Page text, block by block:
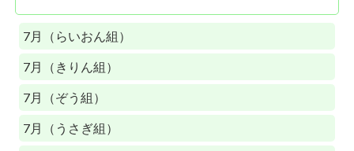
7月（らいおん組）
7月（きりん組）
7月（ぞう組）
7月（うさぎ組）